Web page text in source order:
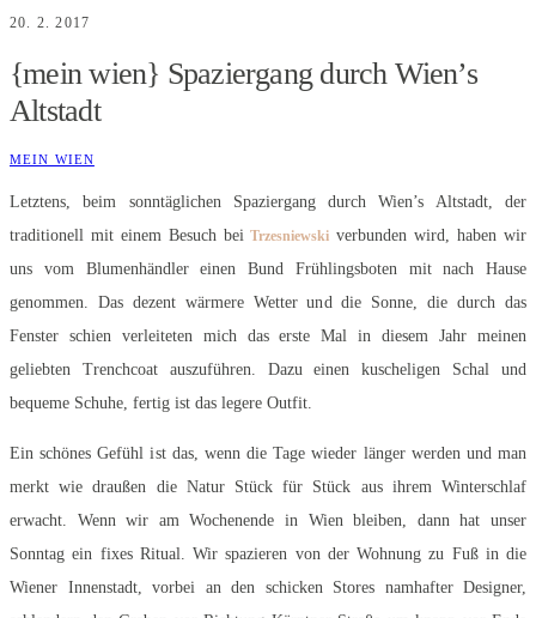
20. 2. 2017
{mein wien} Spaziergang durch Wien’s
Altstadt
MEIN WIEN
Letztens, beim sonntäglichen Spaziergang durch Wien’s Altstadt, der
traditionell mit einem Besuch beiTrzesniewski verbunden wird, haben wir
uns vom Blumenhändler einen Bund Frühlingsboten mit nach Hause
genommen. Das dezent wärmere Wetter und die Sonne, die durch das
Fenster schien verleiteten mich das erste Mal in diesem Jahr meinen
geliebten Trenchcoat auszuführen. Dazu einen kuscheligen Schal und
bequeme Schuhe, fertig ist das legere Outfit.
Ein schönes Gefühl ist das, wenn die Tage wieder länger werden und man
merkt wie draußen die Natur Stück für Stück aus ihrem Winterschlaf
erwacht. Wenn wir am Wochenende in Wien bleiben, dann hat unser
Sonntag ein fixes Ritual. Wir spazieren von der Wohnung zu Fuß in die
Wiener Innenstadt, vorbei an den schicken Stores namhafter Designer,